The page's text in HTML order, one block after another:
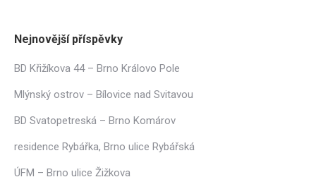
Nejnovější příspěvky
BD Křižíkova 44 – Brno Královo Pole
Mlýnský ostrov – Bílovice nad Svitavou
BD Svatopetreská – Brno Komárov
residence Rybářka, Brno ulice Rybářská
ÚFM – Brno ulice Žižkova